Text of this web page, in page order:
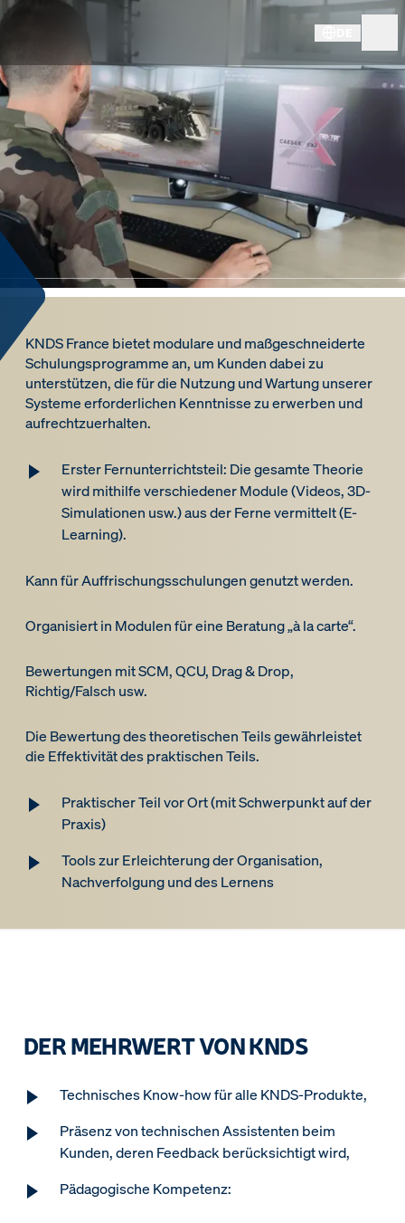
KNDS France bietet modulare und maßgeschneiderte
Schulungsprogramme an, um Kunden dabei zu
unterstützen, die für die Nutzung und Wartung unserer
Systeme erforderlichen Kenntnisse zu erwerben und
aufrechtzuerhalten.
Erster Fernunterrichtsteil: Die gesamte Theorie
wird mithilfe verschiedener Module (Videos, 3D-
Simulationen usw.) aus der Ferne vermittelt (E-
Learning).
Kann für Auffrischungsschulungen genutzt werden.
Organisiert in Modulen für eine Beratung „à la carte“.
Bewertungen mit SCM, QCU, Drag & Drop,
Richtig/Falsch usw.
Die Bewertung des theoretischen Teils gewährleistet
die Effektivität des praktischen Teils.
Praktischer Teil vor Ort (mit Schwerpunkt auf der
Praxis)
Tools zur Erleichterung der Organisation,
Nachverfolgung und des Lernens
DER MEHRWERT VON KNDS
Technisches Know-how für alle KNDS-Produkte,
Präsenz von technischen Assistenten beim
Kunden, deren Feedback berücksichtigt wird,
Pädagogische Kompetenz: